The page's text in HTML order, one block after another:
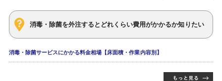
消毒・除菌を外注するとどれくらい費用がかかるか知りたい
消毒・除菌サービスにかかる料金相場【床面積・作業内容別】